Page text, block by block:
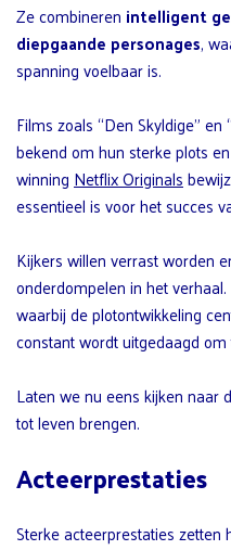
Ze combineren intelligent
diepgaande personages,
spanning voelbaar is.
Films zoals “Den Skyldige”
bekend om hun sterke plots
winning Netflix Originals
essentieel is voor het succes
Kijkers willen verrast worden
onderdompelen in het
waarbij de plotontwikkeling
constant wordt uitgedaagd
Laten we nu eens kijken naar
tot leven brengen.
Acteerprestaties
Sterke acteerprestaties